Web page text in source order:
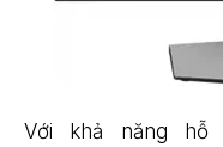
Với khả năng hỗ